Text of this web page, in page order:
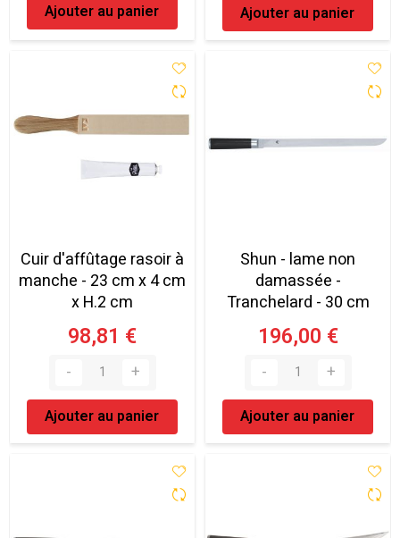
Ajouter au panier Ajouter au panier
Cuir d'affûtage rasoir à
manche - 23 cm x 4 cm
x H.2 cm
98,81 €
Ajouter au panier
Shun - lame non
damassée -
Tranchelard - 30 cm
196,00 €
Ajouter au panier